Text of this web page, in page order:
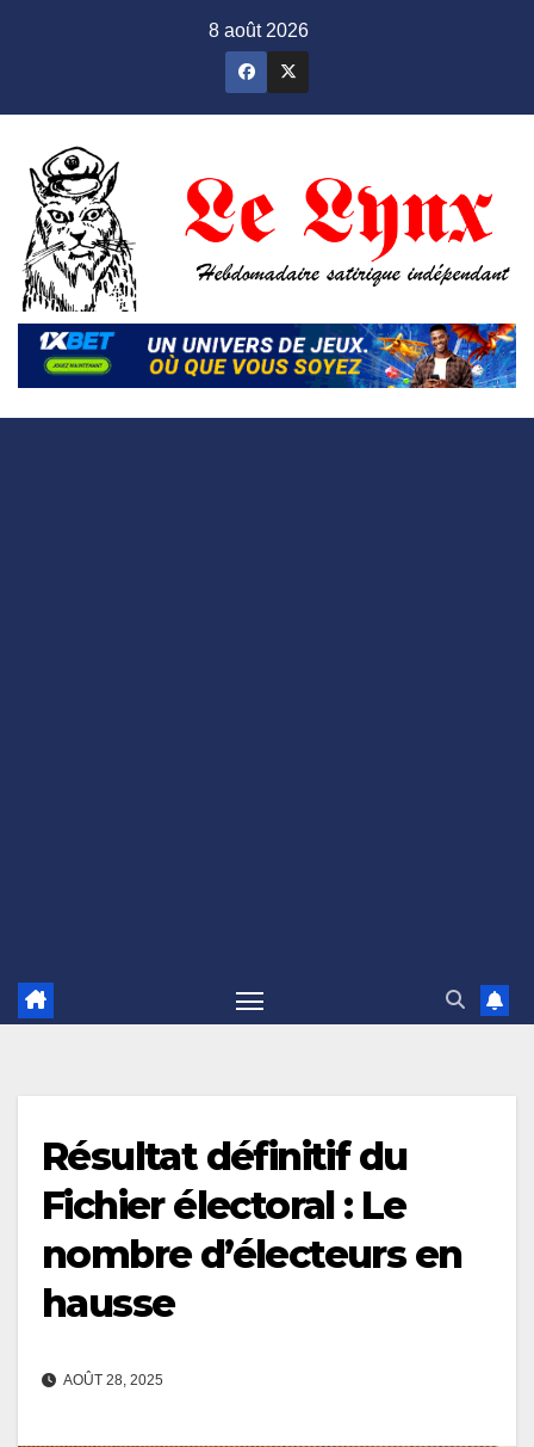
8 août 2026
Résultat définitif du
Fichier électoral : Le
nombre d’électeurs en
hausse
AOÛT 28, 2025